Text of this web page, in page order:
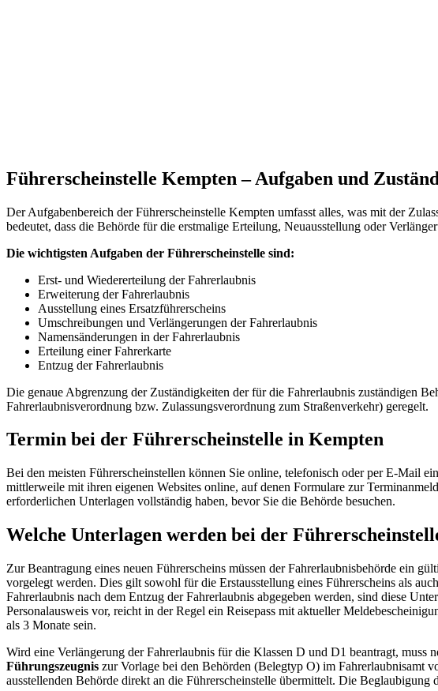
Führerscheinstelle Kempten – Aufgaben und
Der Aufgabenbereich der Führerscheinstelle Kempten umfasst alles, was mit der
bedeutet, dass die Behörde für die erstmalige Erteilung, Neuausstellung oder
Die wichtigsten Aufgaben der Führerscheinstelle sind:
Erst- und Wiedererteilung der Fahrerlaubnis
Erweiterung der Fahrerlaubnis
Ausstellung eines Ersatzführerscheins
Umschreibungen und Verlängerungen der Fahrerlaubnis
Namensänderungen in der Fahrerlaubnis
Erteilung einer Fahrerkarte
Entzug der Fahrerlaubnis
Die genaue Abgrenzung der Zuständigkeiten der für die Fahrerlaubnis zuständigen
Fahrerlaubnisverordnung bzw. Zulassungsverordnung zum Straßenverkehr) geregelt.
Termin bei der Führerscheinstelle in Kempten
Bei den meisten Führerscheinstellen können Sie online, telefonisch oder per E-Mail
mittlerweile mit ihren eigenen Websites online, auf denen Formulare zur
erforderlichen Unterlagen vollständig haben, bevor Sie die Behörde besuchen.
Welche Unterlagen werden bei der
Zur Beantragung eines neuen Führerscheins müssen der Fahrerlaubnisbehörde ein
vorgelegt werden. Dies gilt sowohl für die Erstausstellung eines Führerscheins als
Fahrerlaubnis nach dem Entzug der Fahrerlaubnis abgegeben werden, sind diese
Personalausweis vor, reicht in der Regel ein Reisepass mit aktueller
als 3 Monate sein.
Wird eine Verlängerung der Fahrerlaubnis für die Klassen D und D1 beantragt, muss
Führungszeugnis zur Vorlage bei den Behörden (Belegtyp O) im Fahrerlaubnisamt
ausstellenden Behörde direkt an die Führerscheinstelle übermittelt. Die Beglaubigung